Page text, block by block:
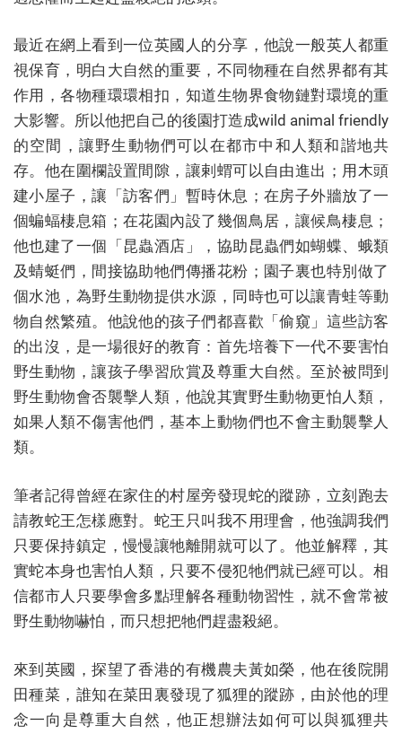
最近在網上看到一位英國人的分享，他說一般英人都重
視保育，明白大自然的重要，不同物種在自然界都有其
作用，各物種環環相扣，知道生物界食物鏈對環境的重
大影響。所以他把自己的後園打造成wild animal friendly
的空間，讓野生動物們可以在都市中和人類和諧地共
存。他在圍欄設置間隙，讓剌蝟可以自由進出；用木頭
建小屋子，讓「訪客們」暫時休息；在房子外牆放了一
個蝙蝠棲息箱；在花園內設了幾個鳥居，讓候鳥棲息；
他也建了一個「昆蟲酒店」，協助昆蟲們如蝴蝶、蛾類
及蜻蜓們，間接協助牠們傳播花粉；園子裏也特別做了
個水池，為野生動物提供水源，同時也可以讓青蛙等動
物自然繁殖。他說他的孩子們都喜歡「偷窺」這些訪客
的出沒，是一場很好的教育：首先培養下一代不要害怕
野生動物，讓孩子學習欣賞及尊重大自然。至於被問到
野生動物會否襲擊人類，他說其實野生動物更怕人類，
如果人類不傷害他們，基本上動物們也不會主動襲擊人
類。
筆者記得曾經在家住的村屋旁發現蛇的蹤跡，立刻跑去
請教蛇王怎樣應對。蛇王只叫我不用理會，他強調我們
只要保持鎮定，慢慢讓牠離開就可以了。他並解釋，其
實蛇本身也害怕人類，只要不侵犯牠們就已經可以。相
信都市人只要學會多點理解各種動物習性，就不會常被
野生動物嚇怕，而只想把牠們趕盡殺絕。
來到英國，探望了香港的有機農夫黃如榮，他在後院開
田種菜，誰知在菜田裏發現了狐狸的蹤跡，由於他的理
念一向是尊重大自然，他正想辦法如何可以與狐狸共